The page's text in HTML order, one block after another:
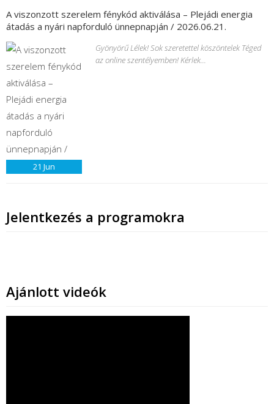
A viszonzott szerelem fénykód aktiválása – Plejádi energia
átadás a nyári napforduló ünnepnapján / 2026.06.21.
21 Jun
Gyönyörű Lélek! Sok szeretettel köszöntelek Téged
az online szentélyemben! Kérlek...
Jelentkezés a programokra
Ajánlott videók